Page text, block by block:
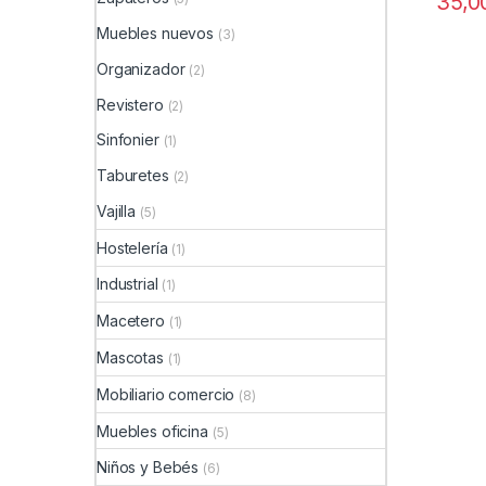
Muebles nuevos (3)
Organizador (2)
Revistero (2)
Sinfonier (1)
Taburetes (2)
Vajilla (5)
Hostelería (1)
Industrial (1)
Macetero (1)
Mascotas (1)
Mobiliario comercio (8)
Muebles oficina (5)
Niños y Bebés (6)